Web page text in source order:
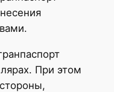
При этом